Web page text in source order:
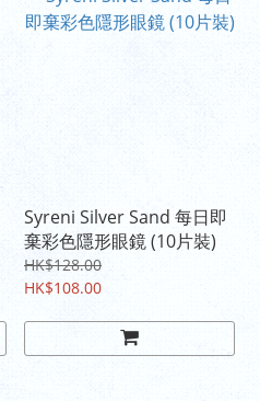
Syreni Silver Sand 每日即
棄彩色隱形眼鏡 (10片裝)
HK$128.00
HK$108.00